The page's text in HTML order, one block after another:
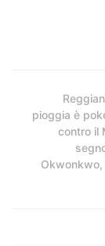
pioggia è
contro il
Okwonkwo,